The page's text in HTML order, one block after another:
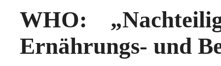
WHO:
Ernährungs- und